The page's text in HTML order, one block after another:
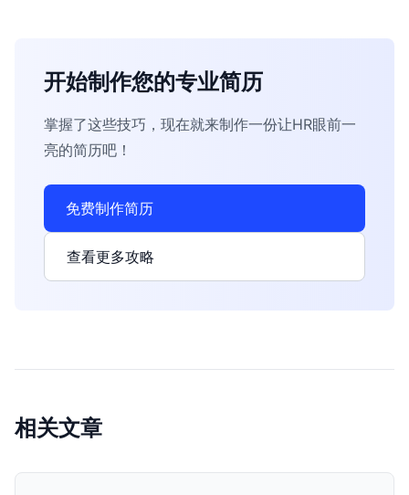
开始制作您的专业简历
掌握了这些技巧，现在就来制作一份让HR眼前一
亮的简历吧！
免费制作简历
查看更多攻略
相关文章